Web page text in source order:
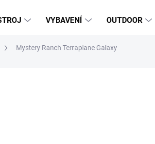
VYBAVENÍ OUTDOOR
Mystery Ranch Terraplane Galaxy